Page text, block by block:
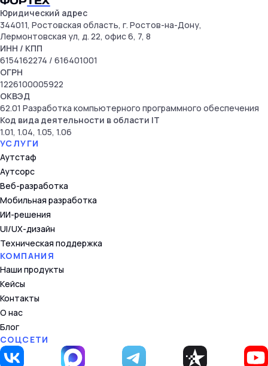
Юридический адрес
344011, Ростовская область, г. Ростов-на-Дону,
Лермонтовская ул, д. 22, офис 6, 7, 8
ИНН / КПП
6154162274 / 616401001
ОГРН
1226100005922
ОКВЭД
62.01 Разработка компьютерного программного обеспечения
Код вида деятельности в области IT
1.01, 1.04, 1.05, 1.06
УСЛУГИ
Аутстаф
Аутсорс
Веб-разработка
Мобильная разработка
ИИ-решения
UI/UX-дизайн
Техническая поддержка
КОМПАНИЯ
Наши продукты
Кейсы
Контакты
О нас
Блог
СОЦСЕТИ